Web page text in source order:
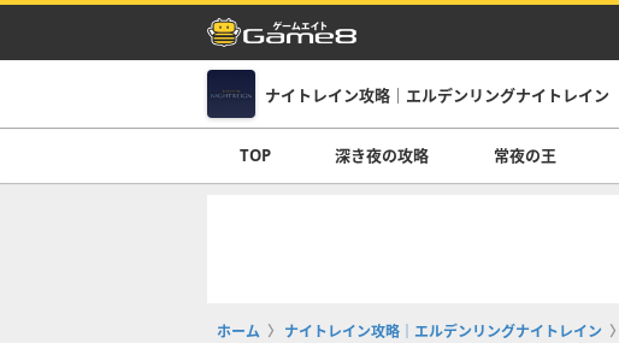
ナイトレイン攻略｜エルデンリングナイトレイン
TOP 深き夜の攻略 常夜の王
ホーム ナイトレイン攻略｜エルデンリングナイトレイン